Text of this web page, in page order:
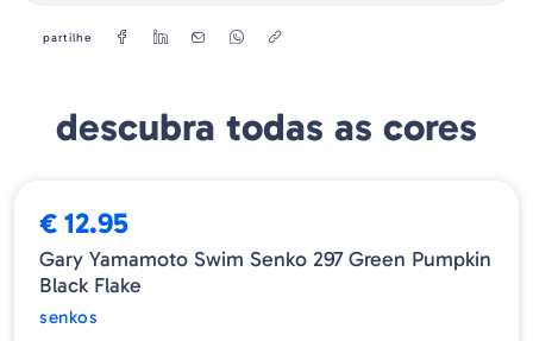
partilhe
descubra todas as cores
€ 12.95
Gary Yamamoto Swim Senko 297 Green Pumpkin
Black Flake
senkos